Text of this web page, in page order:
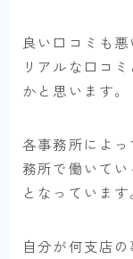
良い口コミも
リアルな口コ
かと思います。
各事務所によ
務所で働いて
となっています
自分が何支店